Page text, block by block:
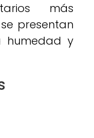
más
se presentan
humedad y